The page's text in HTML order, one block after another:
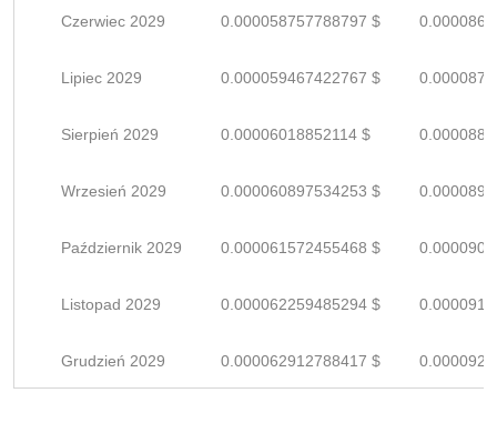
Czerwiec 2029 0.000058757788797 $
Lipiec 2029 0.000059467422767 $
Sierpień 2029 0.00006018852114 $
Wrzesień 2029 0.000060897534253 $
Październik 2029 0.000061572455468 $
Listopad 2029 0.000062259485294 $
Grudzień 2029 0.000062912788417 $